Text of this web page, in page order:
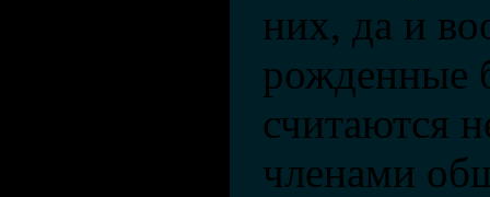
них, да и
рожденные
считаются
членами